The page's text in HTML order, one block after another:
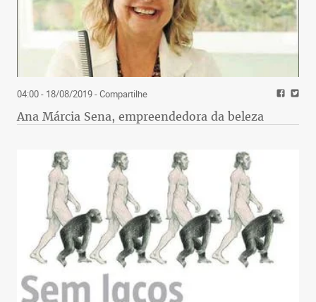
04:00 - 18/08/2019- Compartilhe
Ana Márcia Sena, empreendedora da beleza